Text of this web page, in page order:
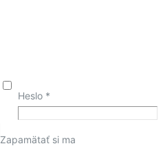
Heslo *
Zapamätať si ma